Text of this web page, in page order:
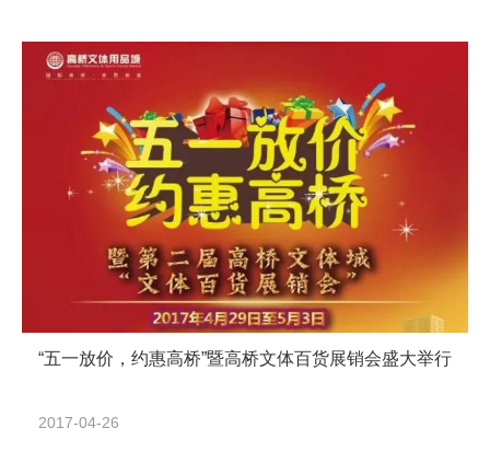
“五一放价，约惠高桥”暨高桥文体百货展销会盛大举行
2017-04-26